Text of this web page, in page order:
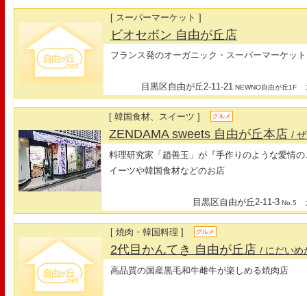
[ スーパーマーケット ]
ビオセボン 自由が丘店
フランス発のオーガニック・スーパーマーケット
目黒区自由が丘2-11-21 NEWNO自由が丘1F
[ 韓国食材、スイーツ ] グルメ
ZENDAMA sweets 自由が丘本店/
料理研究家「趙善玉」が『手作りのような愛情
イーツや韓国食材などのお店
目黒区自由が丘2-11-3 No.5
[ 焼肉・韓国料理 ] グルメ
2代目かんてき 自由が丘店/ にだいめ
高品質の国産黒毛和牛雌牛が楽しめる焼肉店